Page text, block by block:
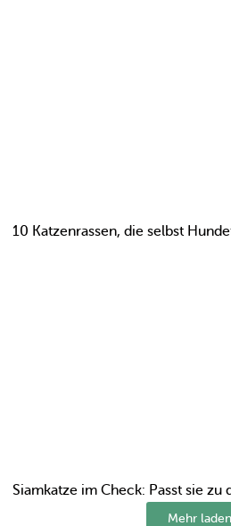
10 Katzenrassen, die selbst
Siamkatze im Check: Passt sie zu
Mehr laden